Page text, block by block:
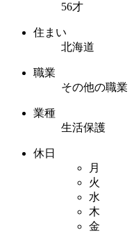
56才
住まい
北海道
職業
その他の職業
業種
生活保護
休日
月
火
水
木
金